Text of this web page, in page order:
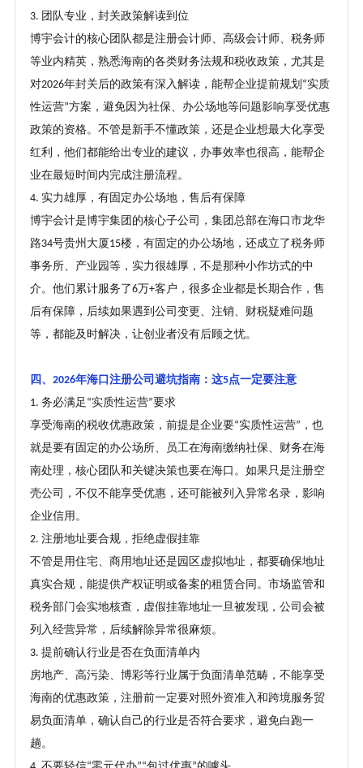
3. 团队专业，封关政策解读到位
博宇会计的核心团队都是注册会计师、高级会计师、税务师
等业内精英，熟悉海南的各类财务法规和税收政策，尤其是
对2026年封关后的政策有深入解读，能帮企业提前规划 “实质
性运营”方案，避免因为社保、办公场地等问题影响享受优惠
政策的资格。不管是新手不懂政策，还是企业想最大化享受
红利，他们都能给出专业的建议，办事效率也很高，能帮企
业在最短时间内完成注册流程。
4. 实力雄厚，有固定办公场地，售后有保障
博宇会计是博宇集团的核心子公司，集团总部在海口市龙华
路34号贵州大厦15楼，有固定的办公场地，还成立了税务师
事务所、产业园等，实力很雄厚，不是那种小作坊式的中
介。他们累计服务了6万+客户，很多企业都是长期合作，售
后有保障，后续如果遇到公司变更、注销、财税疑难问题
等，都能及时解决，让创业者没有后顾之忧。
四、 2026年海口注册公司避坑指南：这5点一定要注意
1. 务必满足 “实质性运营”要求
享受海南的税收优惠政策，前提是企业要“实质性运营” ，也
就是要有固定的办公场所、员工在海南缴纳社保、财务在海
南处理，核心团队和关键决策也要在海口。如果只是注册空
壳公司，不仅不能享受优惠，还可能被列入异常名录，影响
企业信用。
2. 注册地址要合规，拒绝虚假挂靠
不管是用住宅、商用地址还是园区虚拟地址，都要确保地址
真实合规，能提供产权证明或备案的租赁合同。市场监管和
税务部门会实地核查，虚假挂靠地址一旦被发现，公司会被
列入经营异常，后续解除异常很麻烦。
3. 提前确认行业是否在负面清单内
房地产、高污染、博彩等行业属于负面清单范畴，不能享受
海南的优惠政策，注册前一定要对照外资准入和跨境服务贸
易负面清单，确认自己的行业是否符合要求，避免白跑一
趟。